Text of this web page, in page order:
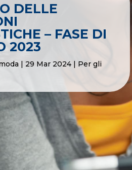
DELLE
– FASE DI
2023
|29 Mar 2024 | Per gli